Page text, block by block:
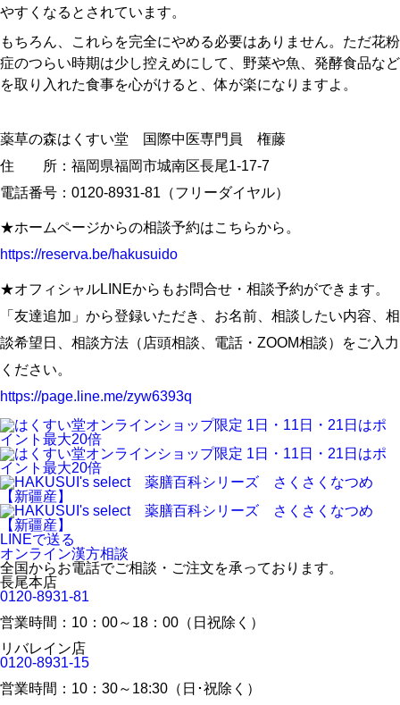
やすくなるとされています。
もちろん、これらを完全にやめる必要はありません。ただ花粉
症のつらい時期は少し控えめにして、野菜や魚、発酵食品など
を取り入れた食事を心がけると、体が楽になりますよ。
薬草の森はくすい堂 国際中医専門員 権藤
住 所：福岡県福岡市城南区長尾1-17-7
電話番号：0120-8931-81（フリーダイヤル）
★ホームページからの相談予約はこちらから。
https://reserva.be/hakusuido
★オフィシャルLINEからもお問合せ・相談予約ができます。
「友達追加」から登録いただき、お名前、相談したい内容、相
談希望日、相談方法（店頭相談、電話・ZOOM相談）をご入力
ください。
https://page.line.me/zyw6393q
LINEで送る
オンライン漢方相談
全国からお電話でご相談・ご注文を承っております。
長尾本店
0120-8931-81
営業時間：10：00～18：00（日祝除く）
リバレイン店
0120-8931-15
営業時間：10：30～18:30（日･祝除く）